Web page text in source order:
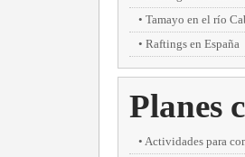
Tamayo en el río
Raftings en España
Planes
Actividades para